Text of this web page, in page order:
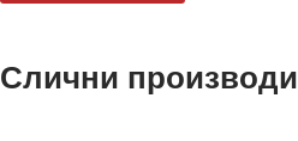
Слични производи